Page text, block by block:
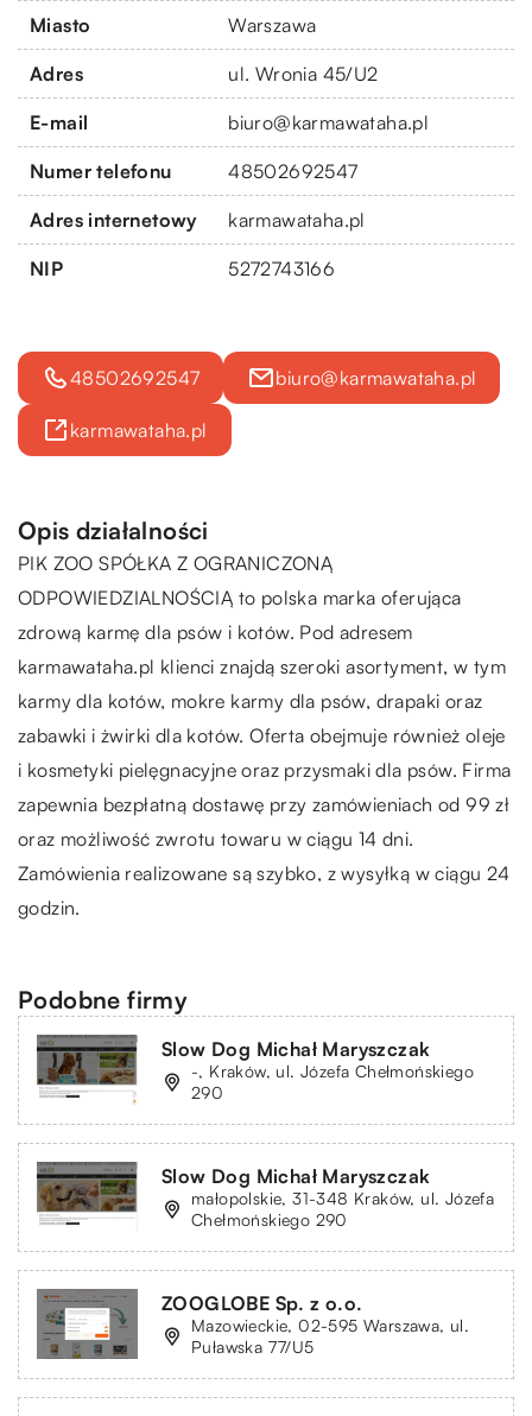
Miasto Warszawa
Adres ul. Wronia 45/U2
E-mail biuro@karmawataha.pl
Numer telefonu 48502692547
Adres internetowy karmawataha.pl
NIP 5272743166
48502692547 biuro@karmawataha.pl
karmawataha.pl
Opis działalności
PIK ZOO SPÓŁKA Z OGRANICZONĄ
ODPOWIEDZIALNOŚCIĄ to polska marka oferująca
zdrową karmę dla psów i kotów. Pod adresem
karmawataha.pl klienci znajdą szeroki asortyment, w tym
karmy dla kotów, mokre karmy dla psów, drapaki oraz
zabawki i żwirki dla kotów. Oferta obejmuje również oleje
i kosmetyki pielęgnacyjne oraz przysmaki dla psów. Firma
zapewnia bezpłatną dostawę przy zamówieniach od 99 zł
oraz możliwość zwrotu towaru w ciągu 14 dni.
Zamówienia realizowane są szybko, z wysyłką w ciągu 24
godzin.
Podobne firmy
Slow Dog Michał Maryszczak
-, Kraków, ul. Józefa Chełmońskiego
290
Slow Dog Michał Maryszczak
małopolskie, 31-348 Kraków, ul. Józefa
Chełmońskiego 290
ZOOGLOBE Sp. z o.o.
Mazowieckie, 02-595 Warszawa, ul.
Puławska 77/U5